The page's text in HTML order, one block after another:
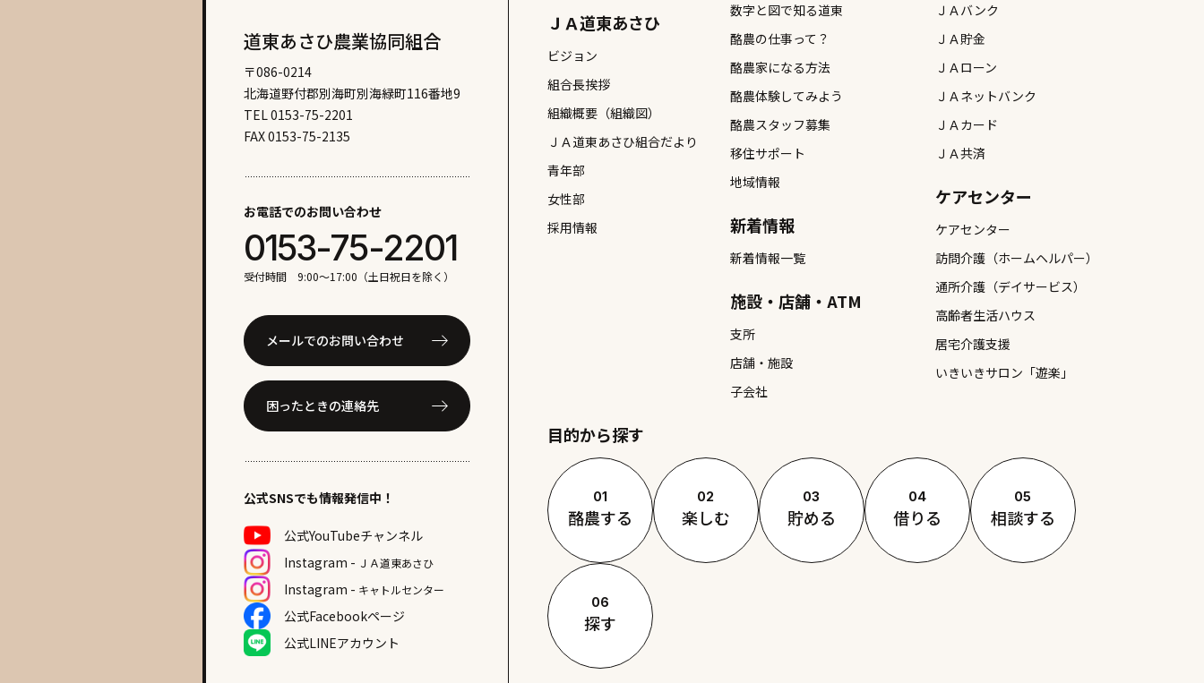
道東あさひ農業協同組合
〒086-0214
北海道野付郡別海町別海緑町116番地9
TEL 0153-75-2201
FAX 0153-75-2135
お電話でのお問い合わせ
0153-75-2201
受付時間 9:00〜17:00（土日祝日を除く）
メールでのお問い合わせ
困ったときの連絡先
公式SNSでも情報発信中！
公式YouTubeチャンネル
Instagram - ＪＡ道東あさひ
Instagram - キャトルセンター
公式Facebookページ
公式LINEアカウント
ＪＡ道東あさひ
ビジョン
組合長挨拶
組織概要（組織図）
ＪＡ道東あさひ組合だより
青年部
女性部
採用情報
数字と図で知る道東
酪農の仕事って？
酪農家になる方法
酪農体験してみよう
酪農スタッフ募集
移住サポート
地域情報
新着情報
新着情報一覧
施設・店舗・ATM
支所
店舗・施設
子会社
ＪＡバンク
ＪＡ貯金
ＪＡローン
ＪＡネットバンク
ＪＡカード
ＪＡ共済
ケアセンター
ケアセンター
訪問介護（ホームヘルパー）
通所介護（デイサービス）
高齢者生活ハウス
居宅介護支援
いきいきサロン「遊楽」
目的から探す
01
酪農する
02
楽しむ
03
貯める
04
借りる
05
相談する
06
探す